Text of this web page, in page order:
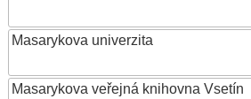
Masarykova univerzita
Masarykova veřejná knihovna Vsetín